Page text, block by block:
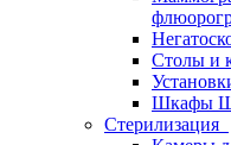
Столы и
Шкафы
Стерилизация